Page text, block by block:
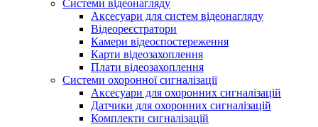
Системи відеонагляду
Аксесуари для систем відеонагляду
Відеореєстратори
Камери відеоспостереження
Карти відеозахоплення
Плати відеозахоплення
Системи охоронної сигналізації
Аксесуари для охоронних сигналізацій
Датчики для охоронних сигналізацій
Комплекти сигналізацій